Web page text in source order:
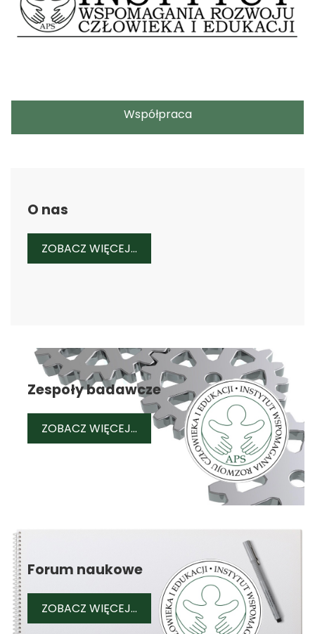
Współpraca
O nas
ZOBACZ WIĘCEJ...
Zespoły badawcze
ZOBACZ WIĘCEJ... ZESPOŁY BADAWCZE
Forum naukowe
ZOBACZ WIĘCEJ... FORUM NAUKOWE